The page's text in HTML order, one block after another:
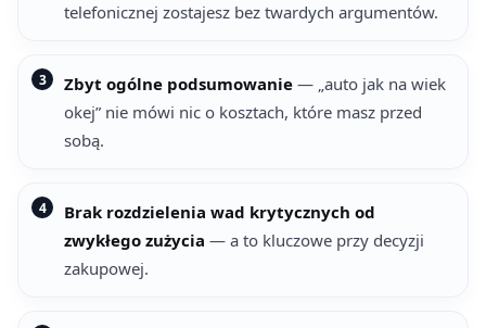
telefonicznej zostajesz bez twardych argumentów.
Zbyt ogólne podsumowanie — „auto jak na wiek
okej” nie mówi nic o kosztach, które masz przed
sobą.
Brak rozdzielenia wad krytycznych od
zwykłego zużycia — a to kluczowe przy decyzji
zakupowej.